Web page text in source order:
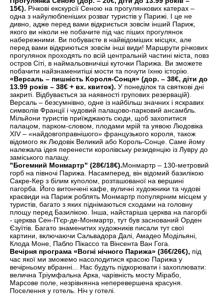
15€). Річкові екскурсії Сеною на прогулянкових катерах –
одна з найулюбленіших розваг туристів у Парижі. І це не
дивно, адже перед вами відкриється зовсім інший Париж,
якого ви ніколи не побачите під час піших прогулянок
набережними. Ви побуваєте в найвідоміших місцях, але
перед вами відкриються зовсім інші види! Маршрути річкових
прогулянок проходять по всій центральній частині міста, повз
остров Сіті, в наймальовничіші куточки Парижа. Ви зможете
побачити найзнаменитіші мости та почути їхню історію.
«Версаль – пишність Короля-Сонця» (дор. – 38€, діти до
13.99 років – 38€ + вх. квиток). У понеділок та святкові дні
закриті. Відбувається за наявності групових резервацій).
Версаль – безсумнівно, одне із найбільш значних і яскравих
символів Франції і чудовий палацово-парковий ансамбль.
Мільйони туристів приїжджають сюди, щоб захопитися
палацом, парком-словом, плодами мрій та уявою Людовіка
XIV – «найдовгоправнішого» французького короля, також
відомого як Людовік Великий або Король-Сонце. Саме йому
належала ідея перенести королівську резиденцію із Лувру до
заміського палацу.
"Богемний Монмартр" (28€/18€).Монмартр – 130-метровий
горб на півночі Парижа. Насамперед, він відомий базилікою
Сакре-Кер з білим куполом, розташованої на вершині
пагорба. Його витончені кафе, вуличні художники та чудові
краєвиди на Париж роблять Монмартр популярним місцем у
туристів, багато з яких піднімаються сходами на головну
площу перед Базилікою. Інша, найстаріша церква на пагорбі
- церква Сен-П'єр-де-Монмартр, тут був заснований Орден
Єзуїтів. Багато знаменитих художників писали тут свої
картини, включаючи Сальвадора Далі, Амадео Модільяні,
Клода Моне, Пабло Пікассо та Вінсента Ван Гога.
Вечірня програма «Вогні нічного Парижа» (36€/26€), під
час якої ми зможемо насолодитися красою Парижа у
вечірньому вбранні... Нас будуть підкорювати і захоплювати:
велична Тріумфальна Арка, чарівність мосту Мірабо,
Марсове поле, незрівнянна неперевершена красуня.
Поселення у готель. Ніч у готелі.